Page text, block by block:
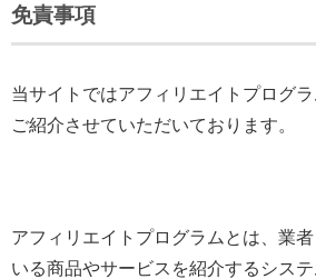
免責事項
当サイトではアフィリエイトプログ
ご紹介させていただいております。
アフィリエイトプログラムとは、業
いる商品やサービスを紹介するシステ